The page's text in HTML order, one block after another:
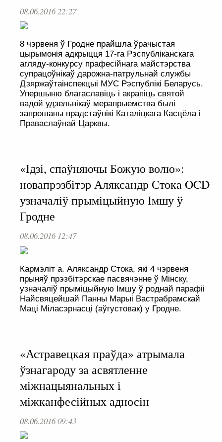
08.06.2016 22:27
8 чэрвеня ў Гродне прайшла ўрачыстая
цырымонія адкрыцця 17-га Рэспубліканскага
агляду-конкурсу прафесійнага майстэрства
супрацоўнікаў дарожна-патрульнай службы
Дзяржаўтаінспекцыі МУС Рэспублікі Беларусь.
Упершыню благаславіць і акрапіць святой
вадой удзельнікаў мерапрыемства былі
запрошаны прадстаўнікі Каталіцкага Касцёла і
Праваслаўнай Царквы.
«Ідзі, спаўняючы Божую волю»:
новапрэзбітэр Аляксандр Стока OCD
узначаліў прыміцыйную Імшу ў
Гродне
08.06.2016 12:47
Кармэліт а. Аляксандр Стока, які 4 чэрвеня
прыняў прэзбітэрскае пасвячэнне ў Мінску,
узначаліў прыміцыйную Імшу ў роднай парафіі
Найсвяцейшай Панны Марыі Вастрабрамскай
Маці Міласэрнасці (аўгустовак) у Гродне.
«Астравецкая праўда» атрымала
ўзнагароду за асвятленне
міжнацыянальных і
міжканфесійных адносін
08.06.2016 09:43